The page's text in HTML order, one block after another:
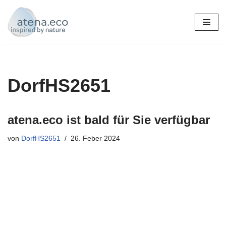
Zum
Inhalt
DorfHS2651
atena.eco ist bald für Sie verfügbar
von DorfHS2651 26. Feber 2024